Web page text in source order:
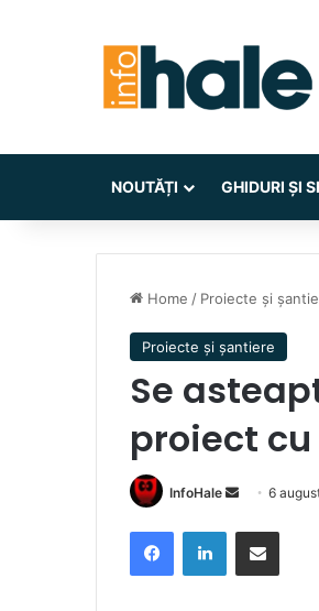
NOUTĂȚI GHIDURI ȘI
Home / Proiecte și
Proiecte și șantiere
Se
proiect
InfoHale
Send
email
6
FacebookLinkedInShare via Email